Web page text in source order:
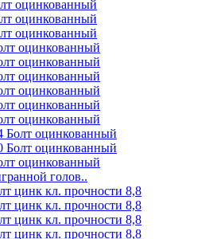
оцинкованный
оцинкованный
оцинкованный
оцинкованный
оцинкованный
оцинкованный
оцинкованный
оцинкованный
оцинкованный
Болт оцинкованный
Болт оцинкованный
оцинкованный
голов..
цинк кл. прочности 8,8
цинк кл. прочности 8,8
цинк кл. прочности 8,8
цинк кл. прочности 8,8